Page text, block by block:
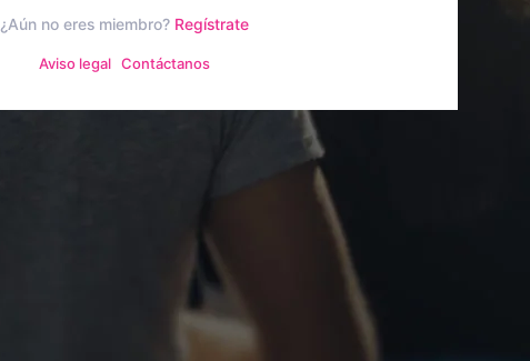
¿Aún no eres miembro? Regístrate
Aviso legal Contáctanos